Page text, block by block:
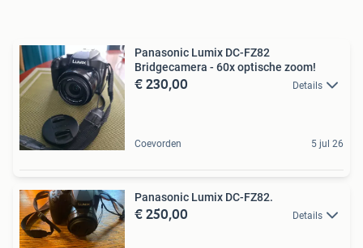
Panasonic Lumix DC-FZ82
Bridgecamera - 60x optische zoom!
€ 230,00 Details
Coevorden 5 jul 26
Panasonic Lumix DC-FZ82.
€ 250,00 Details